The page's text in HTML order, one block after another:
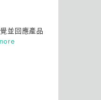
並回應產品